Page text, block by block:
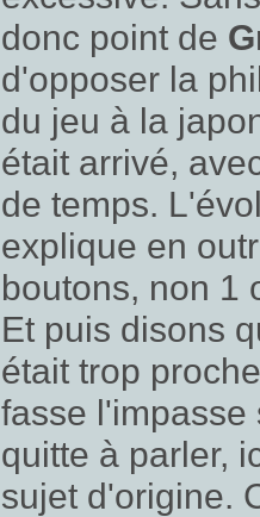
donc point de
d'opposer la
du jeu à la
était arrivé,
de temps.
explique en
boutons, non 1
Et puis disons
était trop
fasse l'impasse
quitte à parler,
sujet d'origine.